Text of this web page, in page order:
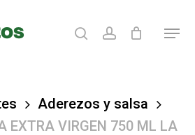
searchaccount Menu
Aderezos y salsa
EXTRA VIRGEN 750 ML LA
Close